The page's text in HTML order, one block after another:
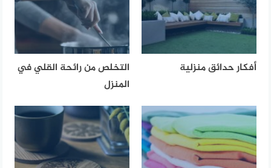
أفكار حدائق منزلية
التخلص من رائحة القلي في
المنزل